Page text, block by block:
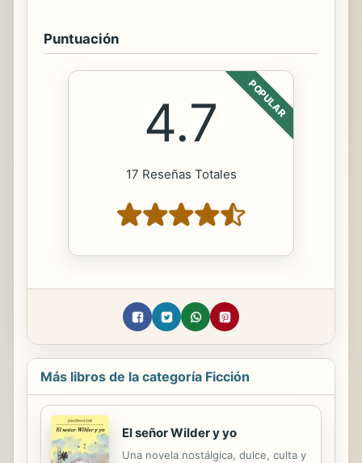
Puntuación
POPULAR
4.7
17 Reseñas Totales
Más libros de la categoría Ficción
El señor Wilder y yo
Una novela nostálgica, dulce, culta y